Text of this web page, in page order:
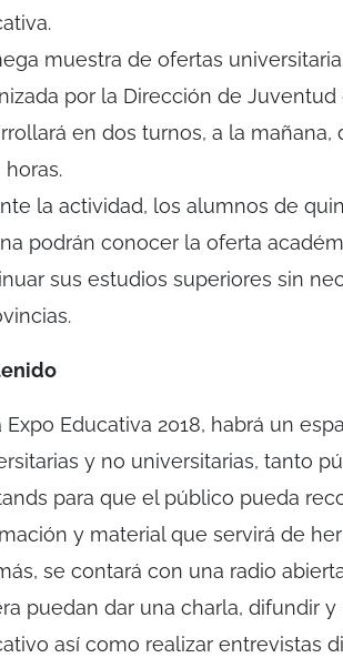
muestra de ofertas
por la Dirección de
en dos turnos, a la mañana,
horas.
la actividad, los alumnos de
podrán conocer la oferta
sus estudios superiores sin
Expo Educativa 2018, habrá un
y no universitarias, tanto
para que el público pueda
y material que servirá de
se contará con una radio
puedan dar una charla, difundir
así como realizar entrevistas